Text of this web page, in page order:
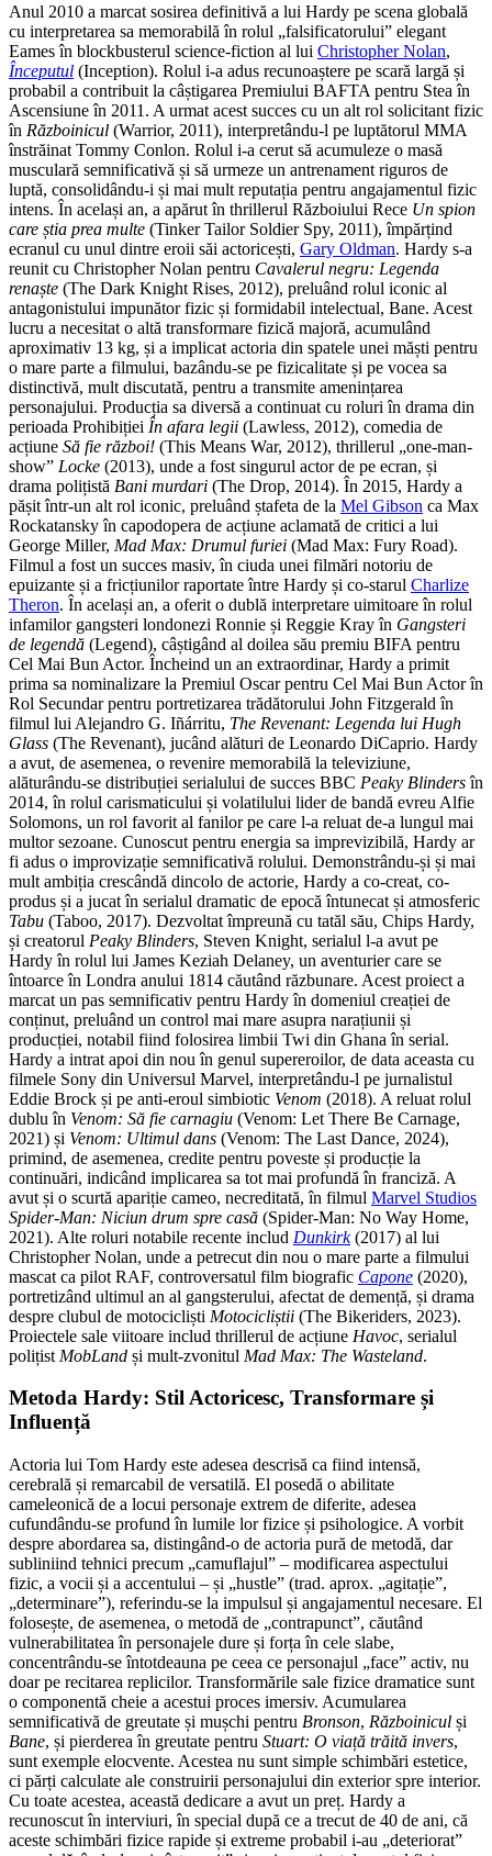
Anul 2010 a marcat sosirea definitivă a lui Hardy pe scena globală
cu interpretarea sa memorabilă în rolul „falsificatorului” elegant
Eames în blockbusterul science-fiction al lui Christopher Nolan,
Începutul (Inception). Rolul i-a adus recunoaștere pe scară largă și
probabil a contribuit la câștigarea Premiului BAFTA pentru Stea în
Ascensiune în 2011. A urmat acest succes cu un alt rol solicitant fizic
în Războinicul (Warrior, 2011), interpretându-l pe luptătorul MMA
înstrăinat Tommy Conlon. Rolul i-a cerut să acumuleze o masă
musculară semnificativă și să urmeze un antrenament riguros de
luptă, consolidându-i și mai mult reputația pentru angajamentul fizic
intens. În același an, a apărut în thrillerul Războiului Rece Un spion
care știa prea multe (Tinker Tailor Soldier Spy, 2011), împărțind
ecranul cu unul dintre eroii săi actoricești, Gary Oldman. Hardy s-a
reunit cu Christopher Nolan pentru Cavalerul negru: Legenda
renaște (The Dark Knight Rises, 2012), preluând rolul iconic al
antagonistului impunător fizic și formidabil intelectual, Bane. Acest
lucru a necesitat o altă transformare fizică majoră, acumulând
aproximativ 13 kg, și a implicat actoria din spatele unei măști pentru
o mare parte a filmului, bazându-se pe fizicalitate și pe vocea sa
distinctivă, mult discutată, pentru a transmite amenințarea
personajului. Producția sa diversă a continuat cu roluri în drama din
perioada Prohibiției În afara legii (Lawless, 2012), comedia de
acțiune Să fie război! (This Means War, 2012), thrillerul „one-man-
show” Locke (2013), unde a fost singurul actor de pe ecran, și
drama polițistă Bani murdari (The Drop, 2014). În 2015, Hardy a
pășit într-un alt rol iconic, preluând ștafeta de la Mel Gibson ca Max
Rockatansky în capodopera de acțiune aclamată de critici a lui
George Miller, Mad Max: Drumul furiei (Mad Max: Fury Road).
Filmul a fost un succes masiv, în ciuda unei filmări notoriu de
epuizante și a fricțiunilor raportate între Hardy și co-starul Charlize
Theron. În același an, a oferit o dublă interpretare uimitoare în rolul
infamilor gangsteri londonezi Ronnie și Reggie Kray în Gangsteri
de legendă (Legend), câștigând al doilea său premiu BIFA pentru
Cel Mai Bun Actor. Încheind un an extraordinar, Hardy a primit
prima sa nominalizare la Premiul Oscar pentru Cel Mai Bun Actor în
Rol Secundar pentru portretizarea trădătorului John Fitzgerald în
filmul lui Alejandro G. Iñárritu, The Revenant: Legenda lui Hugh
Glass (The Revenant), jucând alături de Leonardo DiCaprio. Hardy
a avut, de asemenea, o revenire memorabilă la televiziune,
alăturându-se distribuției serialului de succes BBC Peaky Blindersîn
2014, în rolul carismaticului și volatilului lider de bandă evreu Alfie
Solomons, un rol favorit al fanilor pe care l-a reluat de-a lungul mai
multor sezoane. Cunoscut pentru energia sa imprevizibilă, Hardy ar
fi adus o improvizație semnificativă rolului. Demonstrându-și și mai
mult ambiția crescândă dincolo de actorie, Hardy a co-creat, co-
produs și a jucat în serialul dramatic de epocă întunecat și atmosferic
Tabu (Taboo, 2017). Dezvoltat împreună cu tatăl său, Chips Hardy,
și creatorul Peaky Blinders, Steven Knight, serialul l-a avut pe
Hardy în rolul lui James Keziah Delaney, un aventurier care se
întoarce în Londra anului 1814 căutând răzbunare. Acest proiect a
marcat un pas semnificativ pentru Hardy în domeniul creației de
conținut, preluând un control mai mare asupra narațiunii și
producției, notabil fiind folosirea limbii Twi din Ghana în serial.
Hardy a intrat apoi din nou în genul supereroilor, de data aceasta cu
filmele Sony din Universul Marvel, interpretându-l pe jurnalistul
Eddie Brock și pe anti-eroul simbiotic Venom (2018). A reluat rolul
dublu în Venom: Să fie carnagiu (Venom: Let There Be Carnage,
2021) și Venom: Ultimul dans (Venom: The Last Dance, 2024),
primind, de asemenea, credite pentru poveste și producție la
continuări, indicând implicarea sa tot mai profundă în franciză. A
avut și o scurtă apariție cameo, necreditată, în filmul Marvel Studios
Spider-Man: Niciun drum spre casă (Spider-Man: No Way Home,
2021). Alte roluri notabile recente includ Dunkirk(2017) al lui
Christopher Nolan, unde a petrecut din nou o mare parte a filmului
mascat ca pilot RAF, controversatul film biografic Capone (2020),
portretizând ultimul an al gangsterului, afectat de demență, și drama
despre clubul de motocicliști Motocicliștii (The Bikeriders, 2023).
Proiectele sale viitoare includ thrillerul de acțiune Havoc, serialul
polițist MobLand și mult-zvonitul Mad Max: The Wasteland.
Metoda Hardy: Stil Actoricesc, Transformare și
Influență
Actoria lui Tom Hardy este adesea descrisă ca fiind intensă,
cerebrală și remarcabil de versatilă. El posedă o abilitate
cameleonică de a locui personaje extrem de diferite, adesea
cufundându-se profund în lumile lor fizice și psihologice. A vorbit
despre abordarea sa, distingând-o de actoria pură de metodă, dar
subliniind tehnici precum „camuflajul” – modificarea aspectului
fizic, a vocii și a accentului – și „hustle” (trad. aprox. „agitație”,
„determinare”), referindu-se la impulsul și angajamentul necesare. El
folosește, de asemenea, o metodă de „contrapunct”, căutând
vulnerabilitatea în personajele dure și forța în cele slabe,
concentrându-se întotdeauna pe ceea ce personajul „face” activ, nu
doar pe recitarea replicilor. Transformările sale fizice dramatice sunt
o componentă cheie a acestui proces imersiv. Acumularea
semnificativă de greutate și mușchi pentru Bronson, Războinicul și
Bane, și pierderea în greutate pentru Stuart: O viață trăită invers,
sunt exemple elocvente. Acestea nu sunt simple schimbări estetice,
ci părți calculate ale construirii personajului din exterior spre interior.
Cu toate acestea, această dedicare a avut un preț. Hardy a
recunoscut în interviuri, în special după ce a trecut de 40 de ani, că
aceste schimbări fizice rapide și extreme probabil i-au „deteriorat”